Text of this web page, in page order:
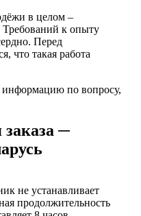
в целом –
Требований к опыту
Перед
что такая работа
по вопросу,
─
не устанавливает
продолжительность